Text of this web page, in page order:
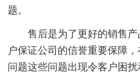
题。
售后是为了更好的销售
户保证公司的信誉重要保障
问题这些问题出现令客户困